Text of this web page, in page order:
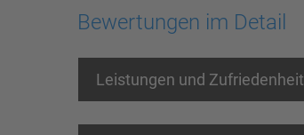
Bewertungen im Detail
Leistungen und Zufriedenheit